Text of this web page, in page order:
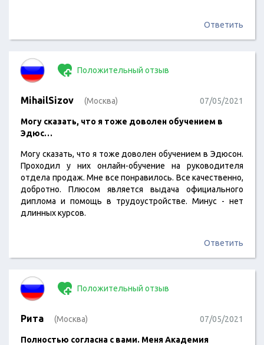
Ответить
Положительный отзыв
MihailSizov (Москва) 07/05/2021
Могу сказать, что я тоже доволен обучением в
Эдюс…
Могу сказать, что я тоже доволен обучением в Эдюсон.
Проходил у них онлайн-обучение на руководителя
отдела продаж. Мне все понравилось. Все качественно,
добротно. Плюсом является выдача официального
диплома и помощь в трудоустройстве. Минус - нет
длинных курсов.
Ответить
Положительный отзыв
Рита (Москва) 07/05/2021
Полностью согласна с вами. Меня Академия